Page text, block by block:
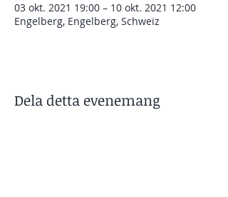
03 okt. 2021 19:00 – 10 okt. 2021 12:00
Engelberg, Engelberg, Schweiz
Dela detta evenemang